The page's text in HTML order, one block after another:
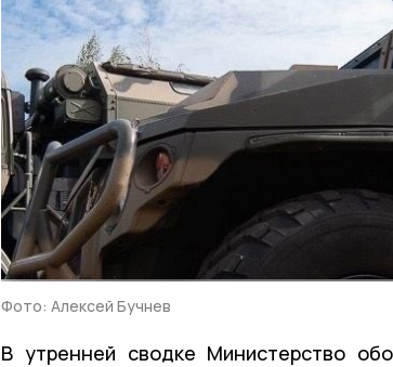
Фото: Алексей Бучнев
В утренней сводке Министерство